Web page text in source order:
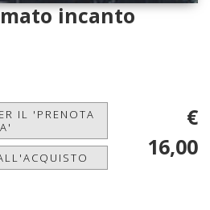
incanto
IL 'PRENOTA
€
16,00